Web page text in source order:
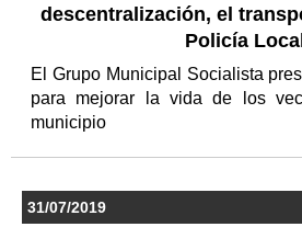
descentralización, el
Policía
El Grupo Municipal Socialista
para mejorar la vida de los
municipio
31/07/2019